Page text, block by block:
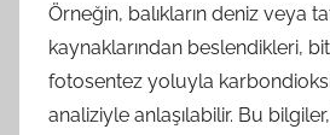
Örneğin, balıkların deniz veya
kaynaklarından beslendikleri,
fotosentez yoluyla
analiziyle anlaşılabilir. Bu